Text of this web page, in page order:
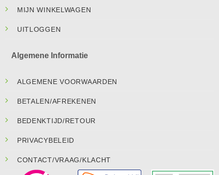
MIJN WINKELWAGEN
UITLOGGEN
Algemene Informatie
ALGEMENE VOORWAARDEN
BETALEN/AFREKENEN
BEDENKTIJD/RETOUR
PRIVACYBELEID
CONTACT/VRAAG/KLACHT